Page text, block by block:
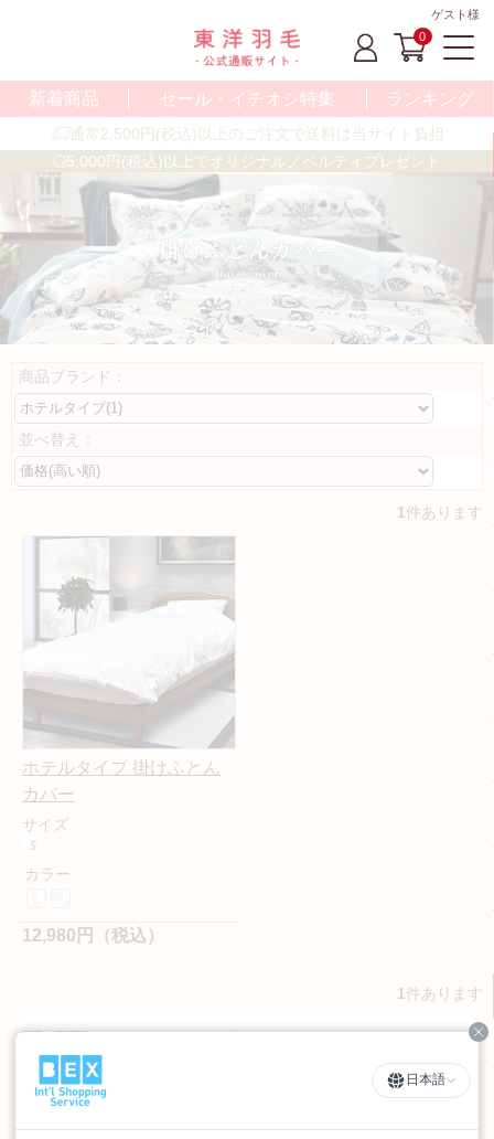
ゲスト様
0
新着商品 セール・イチオシ特集 ランキング
通常2,500円(税込)以上のご注文で送料は当サイト負担
5,000円(税込)以上でオリジナルノベルティプレゼント
商品ブランド：
並べ替え：
1件あります
ホテルタイプ 掛けふとん
カバー
サイズ
カラー
12,980円（税込）
1件あります
羽毛布団通販TOP > ふとんカバー > 掛けふとんカバー
日本語